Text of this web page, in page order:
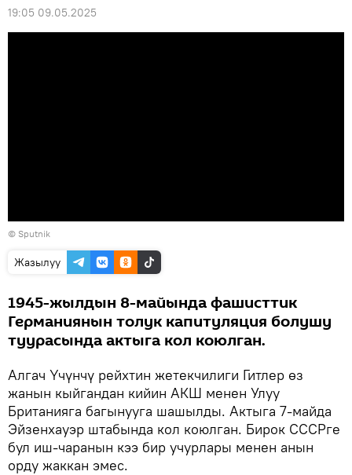
19:05 09.05.2025
© Sputnik
Жазылуу
1945-жылдын 8-майында фашисттик
Германиянын толук капитуляция болушу
туурасында актыга кол коюлган.
Алгач Үчүнчү рейхтин жетекчилиги Гитлер өз
жанын кыйгандан кийин АКШ менен Улуу
Британияга багынууга шашылды. Актыга 7-майда
Эйзенхауэр штабында кол коюлган. Бирок СССРге
бул иш-чаранын кээ бир учурлары менен анын
орду жаккан эмес.